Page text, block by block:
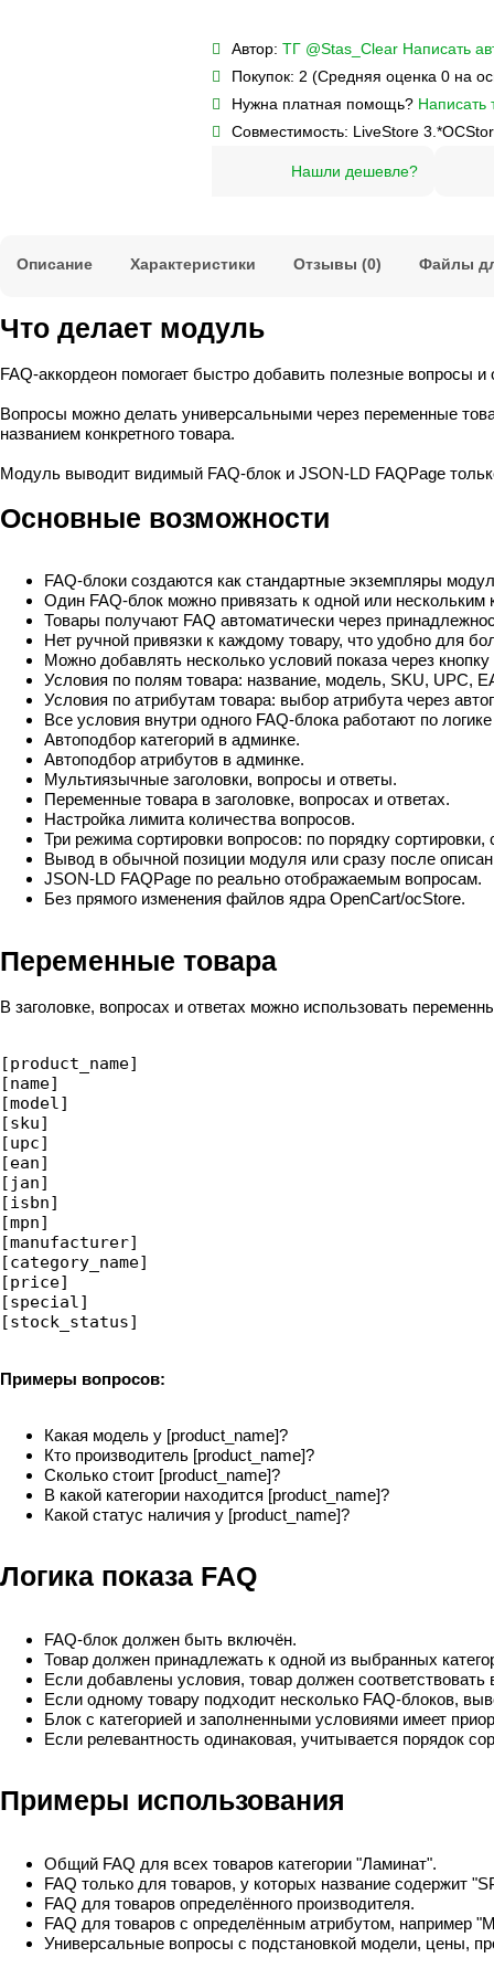
Автор: ТГ @Stas_Clear Написать
Покупок: 2 (Средняя оценка 0 на
Нужна платная помощь? Написать
Совместимость: LiveStore 3.*
Нашли дешевле?
Описание Характеристики Отзывы (0) Файлы
Что делает модуль
FAQ-аккордеон помогает быстро добавить полезные вопросы
Вопросы можно делать универсальными через переменные
названием конкретного товара.
Модуль выводит видимый FAQ-блок и JSON-LD FAQPage
Основные возможности
FAQ-блоки создаются как стандартные экземпляры
Один FAQ-блок можно привязать к одной или нескольким
Товары получают FAQ автоматически через
Нет ручной привязки к каждому товару, что удобно для
Можно добавлять несколько условий показа через
Условия по полям товара: название, модель, SKU, UPC,
Условия по атрибутам товара: выбор атрибута через
Все условия внутри одного FAQ-блока работают по
Автоподбор категорий в админке.
Автоподбор атрибутов в админке.
Мультиязычные заголовки, вопросы и ответы.
Переменные товара в заголовке, вопросах и ответах.
Настройка лимита количества вопросов.
Три режима сортировки вопросов: по порядку
Вывод в обычной позиции модуля или сразу после
JSON-LD FAQPage по реально отображаемым вопросам.
Без прямого изменения файлов ядра OpenCart/ocStore.
Переменные товара
В заголовке, вопросах и ответах можно использовать
[product_name]
[name]
[model]
[sku]
[upc]
[ean]
[jan]
[isbn]
[mpn]
[manufacturer]
[category_name]
[price]
[special]
[stock_status]
Примеры вопросов:
Какая модель у [product_name]?
Кто производитель [product_name]?
Сколько стоит [product_name]?
В какой категории находится [product_name]?
Какой статус наличия у [product_name]?
Логика показа FAQ
FAQ-блок должен быть включён.
Товар должен принадлежать к одной из выбранных
Если добавлены условия, товар должен соответствовать
Если одному товару подходит несколько FAQ-блоков,
Блок с категорией и заполненными условиями имеет
Если релевантность одинаковая, учитывается порядок
Примеры использования
Общий FAQ для всех товаров категории "Ламинат".
FAQ только для товаров, у которых название содержит
FAQ для товаров определённого производителя.
FAQ для товаров с определённым атрибутом, например
Универсальные вопросы с подстановкой модели, цены,